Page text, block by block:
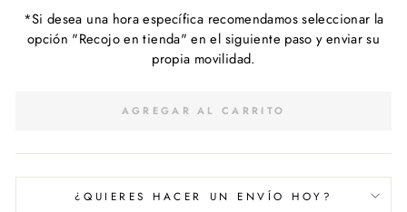
*Si desea una hora específica recomendamos seleccionar la
opción "Recojo en tienda" en el siguiente paso y enviar su
propia movilidad.
AGREGAR AL CARRITO
¿QUIERES HACER UN ENVÍO HOY?